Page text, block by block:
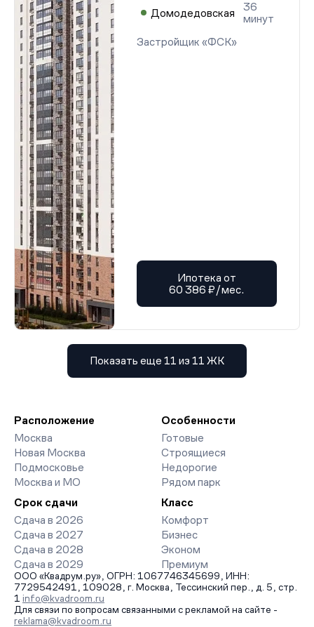
Домодедовская
36
минут
Застройщик «ФСК»
Ипотека от
60 386 ₽/мес.
Показать еще 11 из 11 ЖК
Расположение
Москва
Новая Москва
Подмосковье
Москва и МО
Особенности
Готовые
Строящиеся
Недорогие
Рядом парк
Срок сдачи
Сдача в 2026
Сдача в 2027
Сдача в 2028
Сдача в 2029
Класс
Комфорт
Бизнес
Эконом
Премиум
ООО «Квадрум.ру», ОГРН: 1067746345699, ИНН:
7729542491, 109028, г. Москва, Тессинский пер., д. 5, стр.
1 info@kvadroom.ru
Для связи по вопросам связанными с рекламой на сайте -
reklama@kvadroom.ru